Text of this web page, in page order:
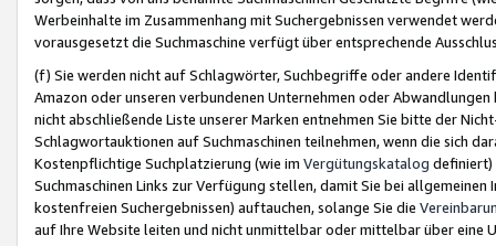
Werbeinhalte im Zusammenhang mit Suchergebnissen verwendet
vorausgesetzt die Suchmaschine verfügt über entsprechende
(f) Sie werden nicht auf Schlagwörter, Suchbegriffe oder andere
Amazon oder unseren verbundenen Unternehmen oder
nicht abschließende Liste unserer Marken entnehmen Sie bitte der
Schlagwortauktionen auf Suchmaschinen teilnehmen, wenn die sich
Kostenpflichtige Suchplatzierung (wie im Vergütungskatalog definiert)
Suchmaschinen Links zur Verfügung stellen, damit Sie bei
kostenfreien Suchergebnissen) auftauchen, solange Sie die
auf Ihre Website leiten und nicht unmittelbar oder mittelbar über eine